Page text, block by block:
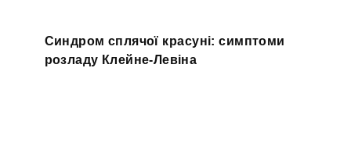
Синдром сплячої красуні: симптоми
розладу Клейне-Левіна